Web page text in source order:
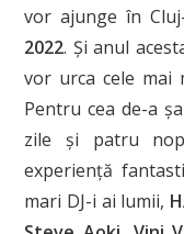
vor ajunge în
2022. Și anul
vor urca cele mai
Pentru cea de-a
zile și patru
experiență
mari DJ-i ai lumii,